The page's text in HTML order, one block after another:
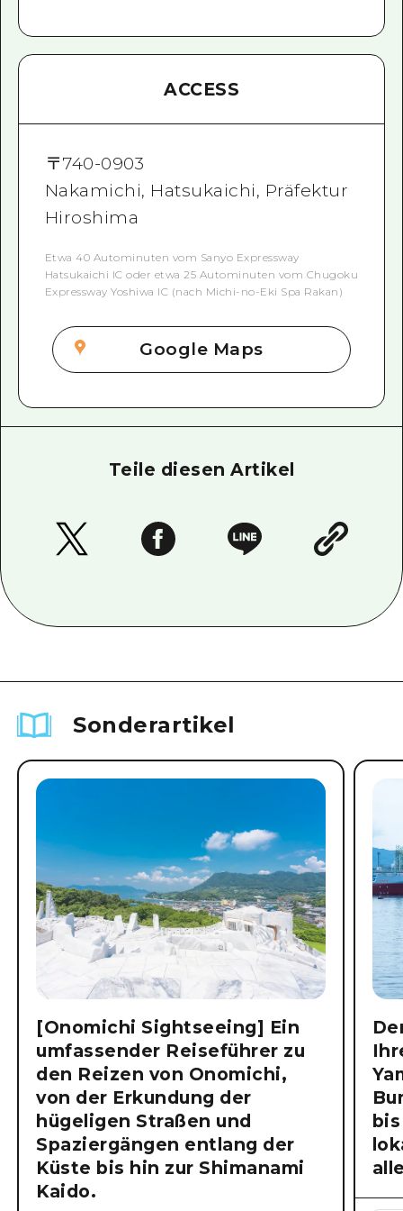
ACCESS
〒740-0903
Nakamichi, Hatsukaichi, Präfektur
Hiroshima
Etwa 40 Autominuten vom Sanyo Expressway
Hatsukaichi IC oder etwa 25 Autominuten vom Chugoku
Expressway Yoshiwa IC (nach Michi-no-Eki Spa Rakan)
Google Maps
Teile diesen Artikel
Sonderartikel
[Onomichi Sightseeing] Ein
umfassender Reiseführer zu
den Reizen von Onomichi,
von der Erkundung der
hügeligen Straßen und
Spaziergängen entlang der
Küste bis hin zur Shimanami
Kaido.